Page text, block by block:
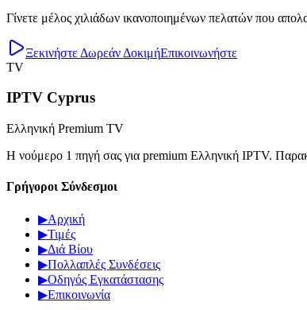
Γίνετε μέλος χιλιάδων ικανοποιημένων πελατών που
Ξεκινήστε Δωρεάν ΔοκιμήΕπικοινωνήστε
TV
IPTV Cyprus
Ελληνική Premium TV
Η νούμερο 1 πηγή σας για premium Ελληνική IPTV.
Γρήγοροι Σύνδεσμοι
▶Αρχική
▶Τιμές
▶Διά Βίου
▶Πολλαπλές Συνδέσεις
▶Οδηγός Εγκατάστασης
▶Επικοινωνία